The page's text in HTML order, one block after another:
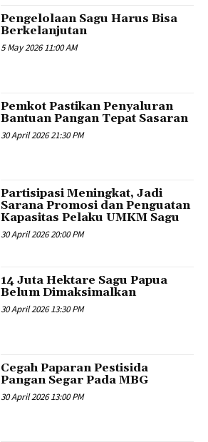
Pengelolaan Sagu Harus Bisa
Berkelanjutan
5 May 2026 11:00 AM
Pemkot Pastikan Penyaluran
Bantuan Pangan Tepat Sasaran
30 April 2026 21:30 PM
Partisipasi Meningkat, Jadi
Sarana Promosi dan Penguatan
Kapasitas Pelaku UMKM Sagu
30 April 2026 20:00 PM
14 Juta Hektare Sagu Papua
Belum Dimaksimalkan
30 April 2026 13:30 PM
Cegah Paparan Pestisida
Pangan Segar Pada MBG
30 April 2026 13:00 PM